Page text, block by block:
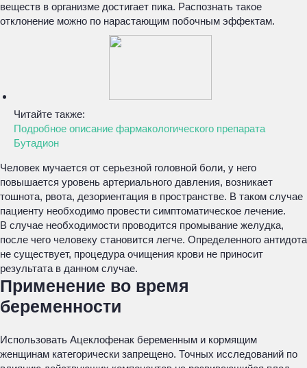
веществ в организме достигает пика. Распознать такое
отклонение можно по нарастающим побочным эффектам.
Читайте также:
Подробное описание фармакологического препарата
Бутадион
Человек мучается от серьезной головной боли, у него
повышается уровень артериального давления, возникает
тошнота, рвота, дезориентация в пространстве. В таком случае
пациенту необходимо провести симптоматическое лечение.
В случае необходимости проводится промывание желудка,
после чего человеку становится легче. Определенного антидота
не существует, процедура очищения крови не приносит
результата в данном случае.
Применение во время
беременности
Использовать Ацеклофенак беременным и кормящим
женщинам категорически запрещено. Точных исследований по